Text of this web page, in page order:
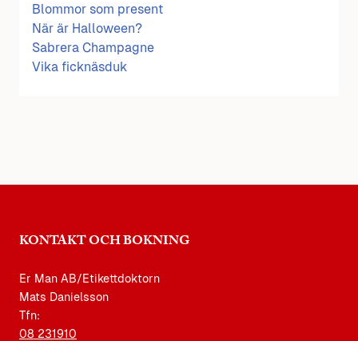
Blommor som present
När är Halloween?
Sabrera Champagne
Vika ficknäsduk
KONTAKT OCH BOKNING
Er Man AB/Etikettdoktorn
Mats Danielsson
Tfn:
08 231910